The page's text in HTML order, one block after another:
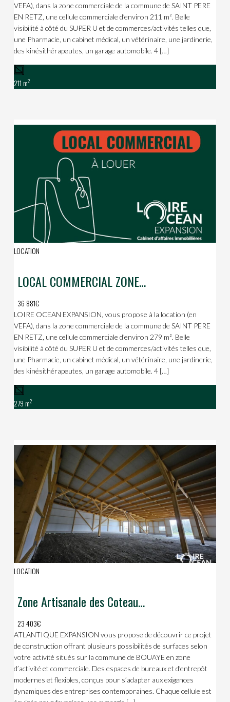
VEFA), dans la zone commerciale de la commune de SAINT PERE
EN RETZ, une cellule commerciale d’environ 211 m². Belle
visibilité à côté du SUPER U et de commerces/activités telles que,
une Pharmacie, un cabinet médical, un vétérinaire, une jardinerie,
des kinésithérapeutes, un garage automobile. 4 […]
211 m2
LOCATION
LOCAL COMMERCIAL ZONE COMMERCIALE DE L’ILLIADE A ST PERE EN RETZ
36 881€
LOIRE OCEAN EXPANSION, vous propose à la location (en
VEFA), dans la zone commerciale de la commune de SAINT PERE
EN RETZ, une cellule commerciale d’environ 279 m². Belle
visibilité à côté du SUPER U et de commerces/activités telles que,
une Pharmacie, un cabinet médical, un vétérinaire, une jardinerie,
des kinésithérapeutes, un garage automobile. 4 […]
279 m2
LOCATION
Zone Artisanale des Coteaux de Grand-lieu
23 403€
ATLANTIQUE EXPANSION vous propose de découvrir ce projet
de construction offrant plusieurs possibilités de surfaces selon
votre activité situés sur la commune de BOUAYE en zone
d’activité et commerciale. Des espaces de bureaux et d’entrepôt
modernes et flexibles, conçus pour s’adapter aux exigences
dynamiques des entreprises contemporaines. Chaque cellule est